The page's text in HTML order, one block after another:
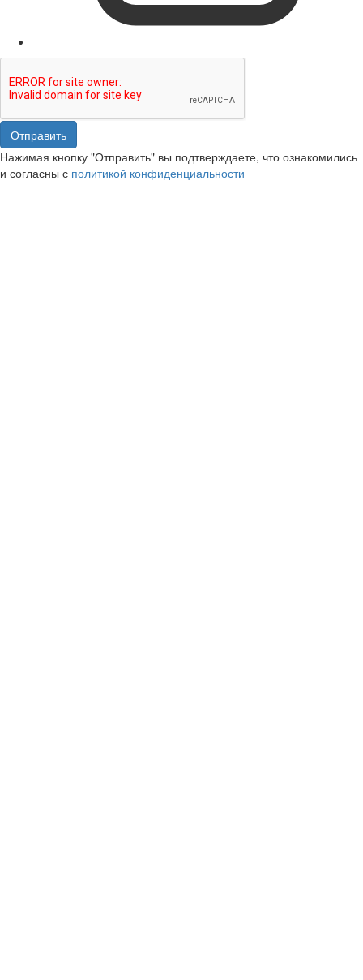
Отправить
Нажимая кнопку "Отправить" вы подтверждаете, что ознакомились
и согласны с политикой конфиденциальности